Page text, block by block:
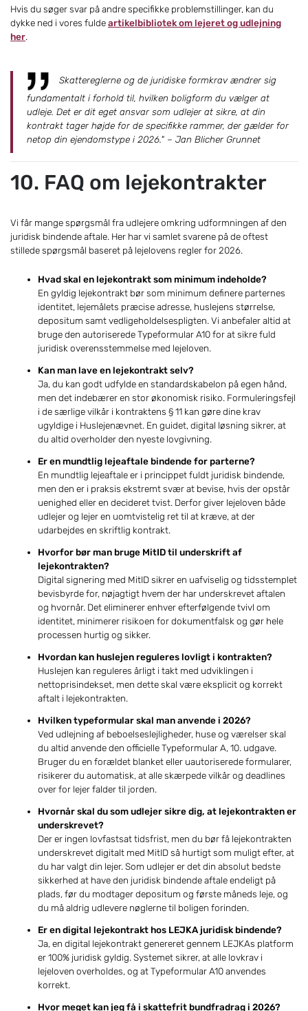
Hvis du søger svar på andre specifikke problemstillinger, kan du
dykke ned i vores fuldeartikelbibliotek om lejeret og udlejning
her.
Skattereglerne og de juridiske formkrav ændrer sig
fundamentalt i forhold til, hvilken boligform du vælger at
udleje. Det er dit eget ansvar som udlejer at sikre, at din
kontrakt tager højde for de specifikke rammer, der gælder for
netop din ejendomstype i 2026." – Jan Blicher Grunnet
10. FAQ om lejekontrakter
Vi får mange spørgsmål fra udlejere omkring udformningen af den
juridisk bindende aftale. Her har vi samlet svarene på de oftest
stillede spørgsmål baseret på lejelovens regler for 2026.
Hvad skal en lejekontrakt som minimum indeholde?
En gyldig lejekontrakt bør som minimum definere parternes
identitet, lejemålets præcise adresse, huslejens størrelse,
depositum samt vedligeholdelsespligten. Vi anbefaler altid at
bruge den autoriserede Typeformular A10 for at sikre fuld
juridisk overensstemmelse med lejeloven.
Kan man lave en lejekontrakt selv?
Ja, du kan godt udfylde en standardskabelon på egen hånd,
men det indebærer en stor økonomisk risiko. Formuleringsfejl
i de særlige vilkår i kontraktens § 11 kan gøre dine krav
ugyldige i Huslejenævnet. En guidet, digital løsning sikrer, at
du altid overholder den nyeste lovgivning.
Er en mundtlig lejeaftale bindende for parterne?
En mundtlig lejeaftale er i princippet fuldt juridisk bindende,
men den er i praksis ekstremt svær at bevise, hvis der opstår
uenighed eller en decideret tvist. Derfor giver lejeloven både
udlejer og lejer en uomtvistelig ret til at kræve, at der
udarbejdes en skriftlig kontrakt.
Hvorfor bør man bruge MitID til underskrift af
lejekontrakten?
Digital signering med MitID sikrer en uafviselig og tidsstemplet
bevisbyrde for, nøjagtigt hvem der har underskrevet aftalen
og hvornår. Det eliminerer enhver efterfølgende tvivl om
identitet, minimerer risikoen for dokumentfalsk og gør hele
processen hurtig og sikker.
Hvordan kan huslejen reguleres lovligt i kontrakten?
Huslejen kan reguleres årligt i takt med udviklingen i
nettoprisindekset, men dette skal være eksplicit og korrekt
aftalt i lejekontrakten.
Hvilken typeformular skal man anvende i 2026?
Ved udlejning af beboelseslejligheder, huse og værelser skal
du altid anvende den officielle Typeformular A, 10. udgave.
Bruger du en forældet blanket eller uautoriserede formularer,
risikerer du automatisk, at alle skærpede vilkår og deadlines
over for lejer falder til jorden.
Hvornår skal du som udlejer sikre dig, at lejekontrakten er
underskrevet?
Der er ingen lovfastsat tidsfrist, men du bør få lejekontrakten
underskrevet digitalt med MitID så hurtigt som muligt efter, at
du har valgt din lejer. Som udlejer er det din absolut bedste
sikkerhed at have den juridisk bindende aftale endeligt på
plads, før du modtager depositum og første måneds leje, og
du må aldrig udlevere nøglerne til boligen forinden.
Er en digital lejekontrakt hos LEJKA juridisk bindende?
Ja, en digital lejekontrakt genereret gennem LEJKAs platform
er 100% juridisk gyldig. Systemet sikrer, at alle lovkrav i
lejeloven overholdes, og at Typeformular A10 anvendes
korrekt.
Hvor meget kan jeg få i skattefrit bundfradrag i 2026?